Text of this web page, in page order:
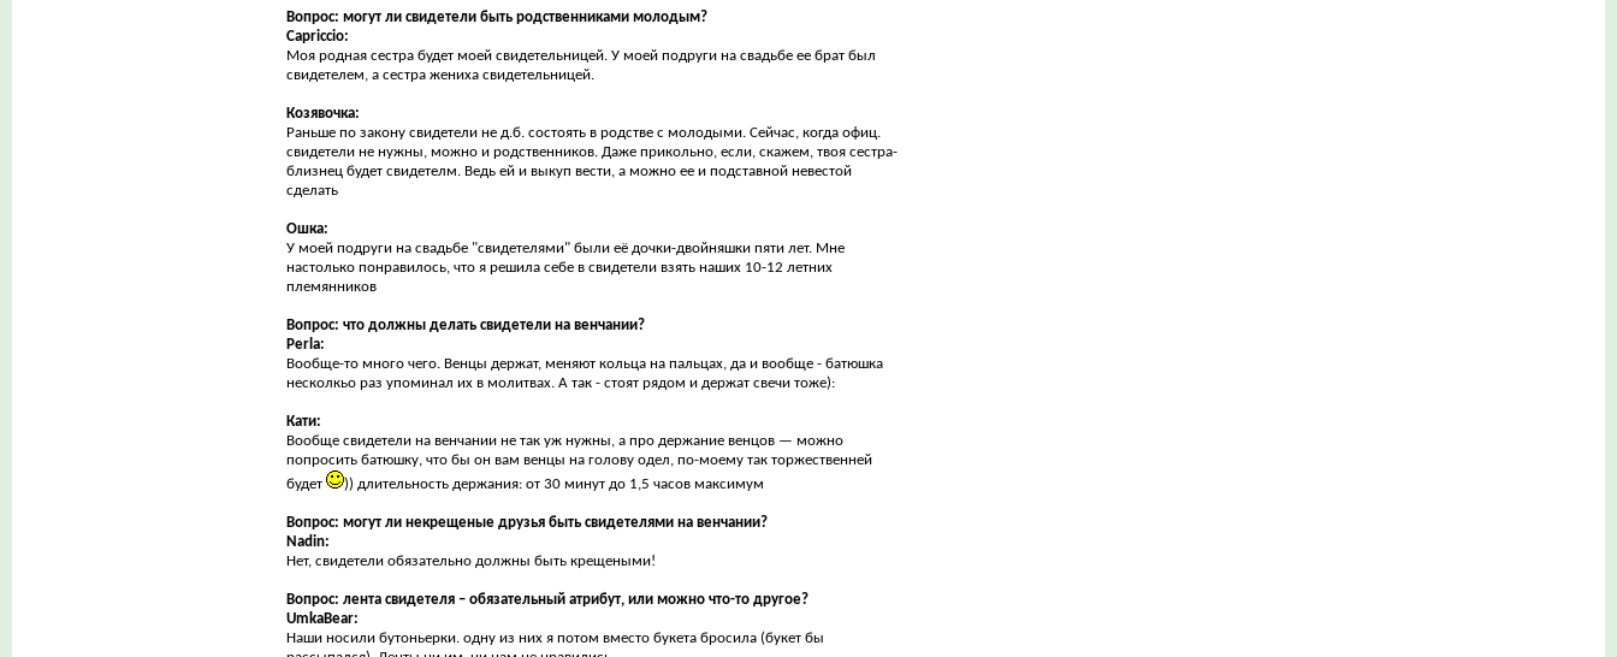
Вопрос: могут ли свидетели быть родственниками молодым?
Capriccio:
Моя родная сестра будет моей свидетельницей. У моей подруги на свадьбе ее брат был
свидетелем, а сестра жениха свидетельницей.
Козявочка:
Раньше по закону свидетели не д.б. состоять в родстве с молодыми. Сейчас, когда офиц.
свидетели не нужны, можно и родственников. Даже прикольно, если, скажем, твоя сестра-
близнец будет свидетелм. Ведь ей и выкуп вести, а можно ее и подставной невестой
сделать
Ошка:
У моей подруги на свадьбе "свидетелями" были её дочки-двойняшки пяти лет. Мне
настолько понравилось, что я решила себе в свидетели взять наших 10-12 летних
племянников
Вопрос: что должны делать свидетели на венчании?
Perla:
Вообще-то много чего. Венцы держат, меняют кольца на пальцах, да и вообще - батюшка
несколкьо раз упоминал их в молитвах. А так - стоят рядом и держат свечи тоже):
Кати:
Вообще свидетели на венчании не так уж нужны, а про держание венцов — можно
попросить батюшку, что бы он вам венцы на голову одел, по-моему так торжественней
будет
)) длительность держания: от 30 минут до 1,5 часов максимум
Вопрос: могут ли некрещеные друзья быть свидетелями на венчании?
Nadin:
Нет, свидетели обязательно должны быть крещеными!
Вопрос: лента свидетеля – обязательный атрибут, или можно что-то другое?
UmkaBear:
Наши носили бутоньерки. одну из них я потом вместо букета бросила (букет бы